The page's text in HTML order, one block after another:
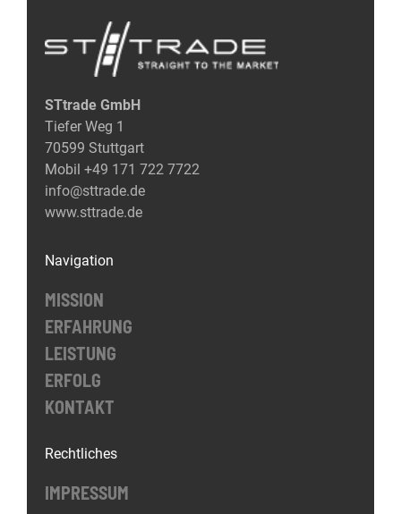
STtrade GmbH
Tiefer Weg 1
70599 Stuttgart
Mobil +49 171 722 7722
info@sttrade.de
www.sttrade.de
Navigation
MISSION
ERFAHRUNG
LEISTUNG
ERFOLG
KONTAKT
Rechtliches
IMPRESSUM